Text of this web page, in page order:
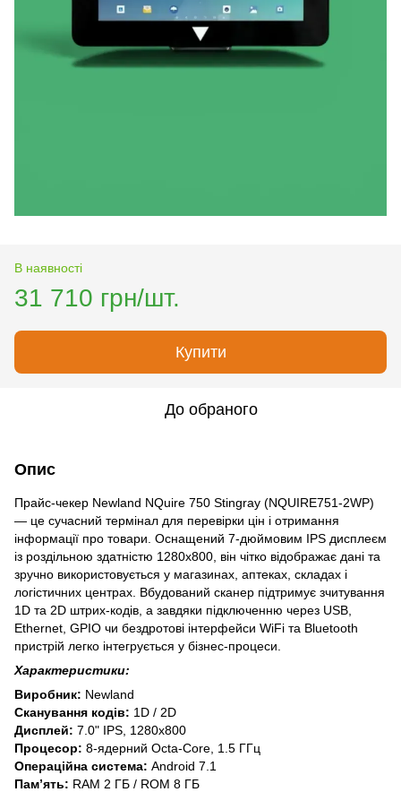
В наявності
31 710 грн/шт.
Купити
До обраного
Опис
Прайс-чекер Newland NQuire 750 Stingray (NQUIRE751-2WP)
— це сучасний термінал для перевірки цін і отримання
інформації про товари. Оснащений 7-дюймовим IPS дисплеєм
із роздільною здатністю 1280x800, він чітко відображає дані та
зручно використовується у магазинах, аптеках, складах і
логістичних центрах. Вбудований сканер підтримує зчитування
1D та 2D штрих-кодів, а завдяки підключенню через USB,
Ethernet, GPIO чи бездротові інтерфейси WiFi та Bluetooth
пристрій легко інтегрується у бізнес-процеси.
Характеристики:
Виробник: Newland
Сканування кодів: 1D / 2D
Дисплей: 7.0" IPS, 1280x800
Процесор: 8-ядерний Octa-Core, 1.5 ГГц
Операційна система: Android 7.1
Пам’ять: RAM 2 ГБ / ROM 8 ГБ